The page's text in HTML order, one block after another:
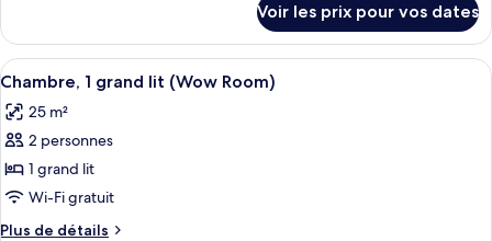
1
grand
lit,
accessible
aux
personnes
à
mobilité
réduite
le
type
de
Chambre,
lit,
accessible
personnes
Voir les prix pour vos dates
Afficher
toutes
les
photos
pour
ce
type
Literie de qualité supérieure,
8
Chambre, 1 grand lit (Wow Room)
25 m²
2 personnes
1 grand lit
Wi-Fi gratuit
Plus de détails
Plus